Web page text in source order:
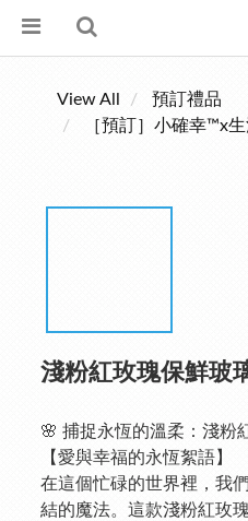
View All
預訂禮品
［預訂］小確幸™x
淺粉紅玫瑰保鮮玻
🌸 捕捉永恆的溫柔：淺粉
【愛與幸福的永恆絮語】
在這個忙碌的世界裡，我
結的魔法。這款淺粉紅玫